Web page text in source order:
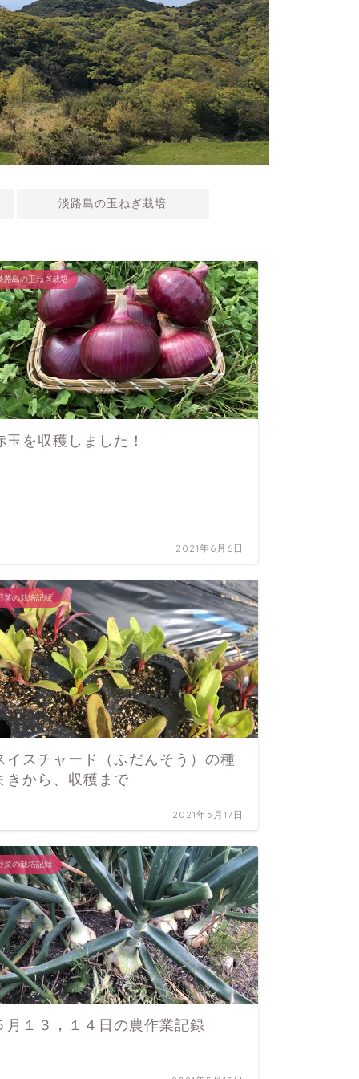
淡路島の玉ねぎ栽培
路島の玉ねぎ栽培
玉を収穫しました！
2021年6月6日
菜の栽培記録
イスチャード（ふだんそう）の種
きから、収穫まで
2021年5月17日
菜の栽培記録
月１３，１４日の農作業記録